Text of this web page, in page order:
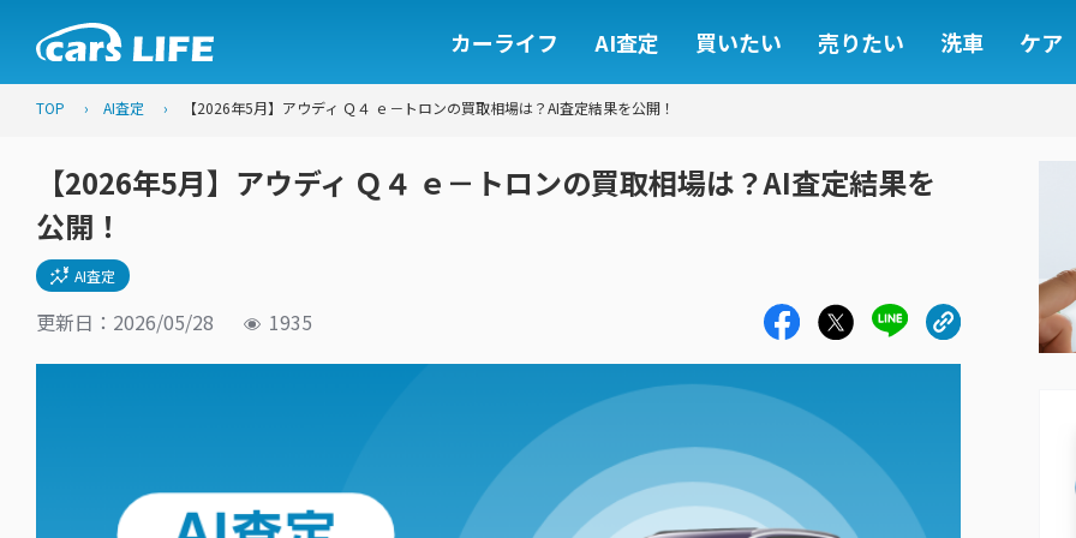
カーライフ AI査定 買いたい 売りたい 洗車 ケア
TOP AI査定 【2026年5月】アウディ Ｑ４ ｅ－トロンの買取相場は？AI査定結果を公開！
【2026年5月】アウディ Ｑ４ ｅ－トロンの買取相場は？AI査定結果を
公開！
AI査定
更新日：2026/05/28 1935